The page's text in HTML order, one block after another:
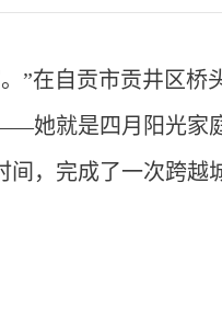
”在自贡市贡井区
她就是四月阳光家
间，完成了一次跨